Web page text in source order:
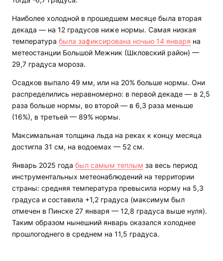
Наиболее холодной в прошедшем месяце была вторая
декада — на 12 градусов ниже нормы. Самая низкая
температура была зафиксирована ночью 14 января на
метеостанции Большой Межник (Шкловский район) —
29,7 градуса мороза.
Осадков выпало 49 мм, или на 20% больше нормы. Они
распределились неравномерно: в первой декаде — в 2,5
раза больше нормы, во второй — в 6,3 раза меньше
(16%), в третьей — 89% нормы.
Максимальная толщина льда на реках к концу месяца
достигла 31 см, на водоемах — 52 см.
Январь 2025 года был самым теплым за весь период
инструментальных метеонаблюдений на территории
страны: средняя температура превысила норму на 5,3
градуса и составила +1,2 градуса (максимум был
отмечен в Пинске 27 января — 12,8 градуса выше нуля).
Таким образом нынешний январь оказался холоднее
прошлогоднего в среднем на 11,5 градуса.